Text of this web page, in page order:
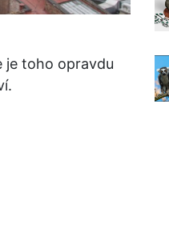
je toho opravdu